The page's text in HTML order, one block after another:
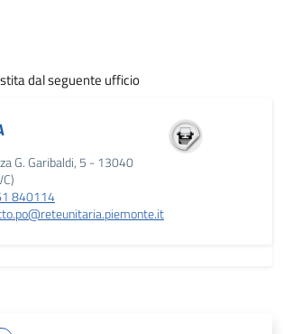
dal seguente ufficio
G. Garibaldi, 5 - 13040
840114